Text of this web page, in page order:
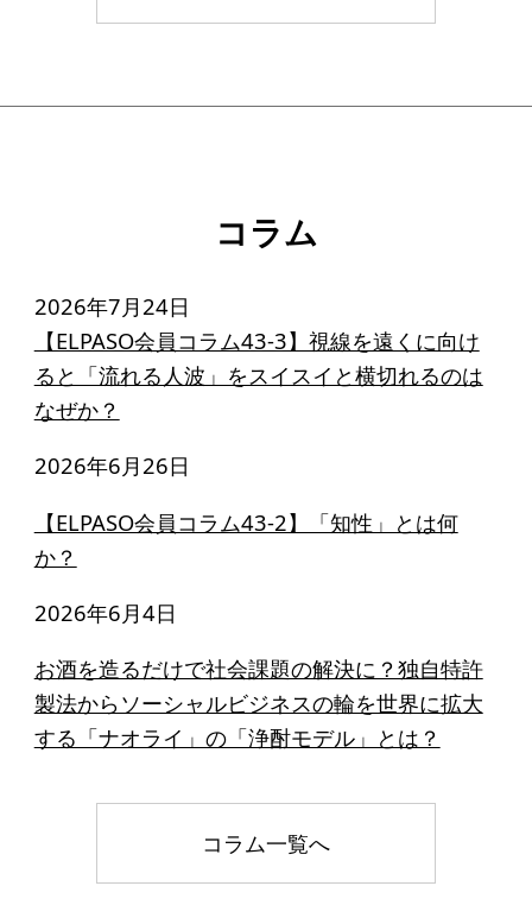
コラム
2026年7月24日
【ELPASO会員コラム43-3】視線を遠くに向け
ると「流れる人波」をスイスイと横切れるのは
なぜか？
2026年6月26日
【ELPASO会員コラム43-2】「知性」とは何
か？
2026年6月4日
お酒を造るだけで社会課題の解決に？独自特許
製法からソーシャルビジネスの輪を世界に拡大
する「ナオライ」の「浄酎モデル」とは？
コラム一覧へ